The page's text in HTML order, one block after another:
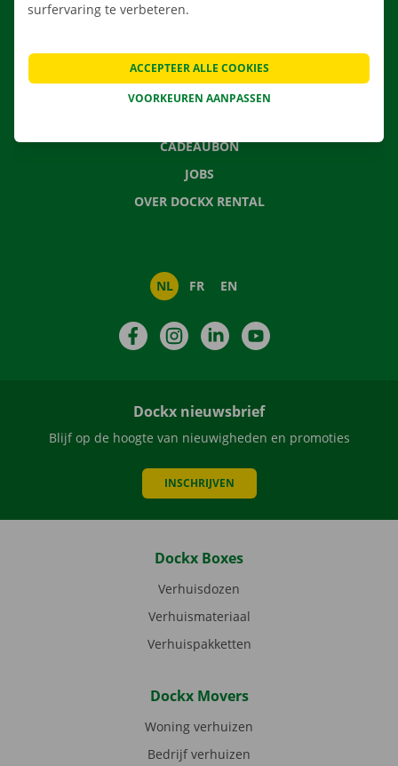
CONTACTEER ONS
VEELGESTELDE VRAGEN
CADEAUBON
JOBS
OVER DOCKX RENTAL
NL FR EN
FacebookInstagramLinkedIn
Dockx nieuwsbrief
Blijf op de hoogte van nieuwigheden en promoties
INSCHRIJVEN
Dockx Boxes
Verhuisdozen
Verhuismateriaal
Verhuispakketten
Dockx Movers
Woning verhuizen
Bedrijf verhuizen
surfervaring te verbeteren.
VOORKEUREN AANPASSEN
ACCEPTEER ALLE COOKIES